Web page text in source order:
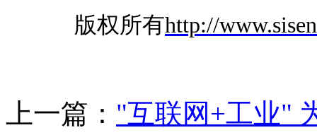
版权所有http://
上一篇： "互联网+工业"